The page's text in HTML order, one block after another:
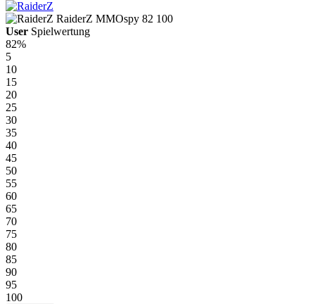
RaiderZ MMOspy 82 100
User Spielwertung
82%
5
10
15
20
25
30
35
40
45
50
55
60
65
70
75
80
85
90
95
100